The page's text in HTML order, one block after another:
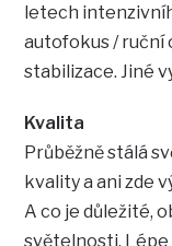
letech
autofokus / ruční
stabilizace. Jiné
Kvalita
Průběžně stálá
kvality a ani zde
A co je důležité,
světelnosti.